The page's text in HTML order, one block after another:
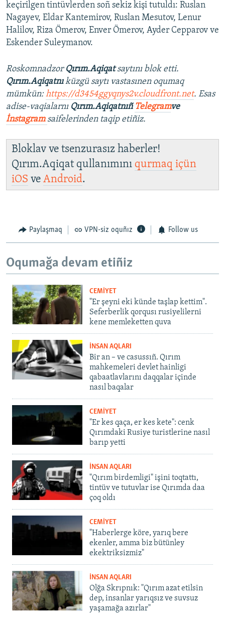
keçirilgen tintüvlerden soñ sekiz kişi tutuldı: Ruslan
Nagayev, Eldar Kantemirov, Ruslan Mesutov, Lenur
Halilov, Riza Ömerov, Enver Ömerov, Ayder Cepparov ve
Eskender Suleymanov.
Roskomnadzor Qırım.Aqiqatsaytını blok etti.
Qırım.Aqiqatnıküzgü saytı vastasınen oqumaq
mümkün:https://d3454ggyqnys2v.cloudfront.net. Esas
adise-vaqialarnı Qırım.Aqiqatnıñ Telegramve
İnstagram saifelerinden taqip etiñiz.
Bloklav ve tsenzurasız haberler!
Qırım.Aqiqat qullanımını qurmaq içün
iOS ve Android.
Paylaşmaq VPN-siz oquñız Follow us
Oqumağa devam etiñiz
CEMİYET
"Er şeyni eki künde taşlap kettim".
Seferberlik qorqusı rusiyelilerni
kene memleketten quva
İNSAN AQLARI
Bir an – ve casussıñ. Qırım
mahkemeleri devlet hainligi
qabaatlavlarını daqqalar içinde
nasıl baqalar
CEMİYET
"Er kes qaça, er kes kete": cenk
Qırımdaki Rusiye turistlerine nasıl
barıp yetti
İNSAN AQLARI
"Qırım birdemligi" işini toqtattı,
tintüv ve tutuvlar ise Qırımda daa
çoq oldı
CEMİYET
"Haberlerge köre, yarıq bere
ekenler, amma biz bütünley
ekektriksizmiz"
İNSAN AQLARI
Olğa Skrıpnık: "Qırım azat etilsin
dep, insanlar yarıqsız ve suvsuz
yaşamağa azırlar"